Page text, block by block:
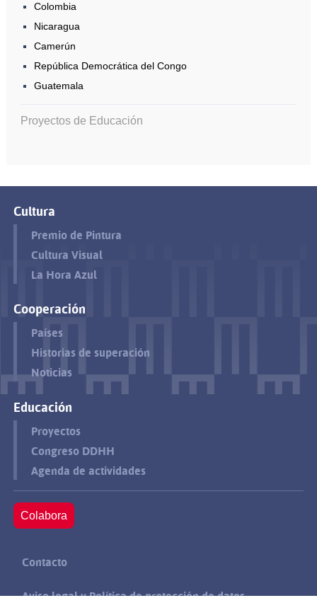
Colombia
Nicaragua
Camerún
República Democrática del Congo
Guatemala
Proyectos de Educación
Cultura
Premio de Pintura
Cultura Visual
La Hora Azul
Cooperación
Países
Historias de superación
Noticias
Educación
Proyectos
Congreso DDHH
Agenda de actividades
Colabora
Contacto